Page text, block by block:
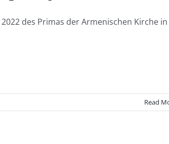
des Primas der Armenischen Kirche in
Read